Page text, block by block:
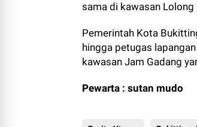
sama di kawasan Lolong
Pemerintah Kota
hingga petugas
kawasan Jam Gadang
Pewarta : sutan mudo